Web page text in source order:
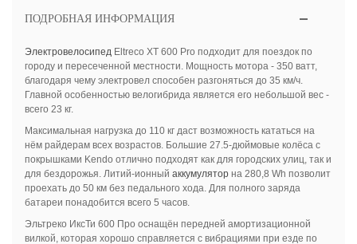
ПОДРОБНАЯ ИНФОРМАЦИЯ
Электровелосипед Eltreco XT 600 Pro подходит для поездок по
городу и пересеченной местности. Мощность мотора - 350 ватт,
благодаря чему электровел способен разгоняться до 35 км/ч.
Главной особенностью велогибрида является его небольшой вес -
всего 23 кг.
Максимальная нагрузка до 110 кг даст возможность кататься на
нём райдерам всех возрастов. Большие 27.5-дюймовые колёса с
покрышками Kendo отлично подходят как для городских улиц, так и
для бездорожья. Литий-ионный аккумуляторна 280,8 Wh позволит
проехать до 50 км без педального хода. Для полного заряда
батареи понадобится всего 5 часов.
Эльтреко ИксТи 600 Про оснащён передней амортизационной
вилкой, которая хорошо справляется с вибрациями при езде по